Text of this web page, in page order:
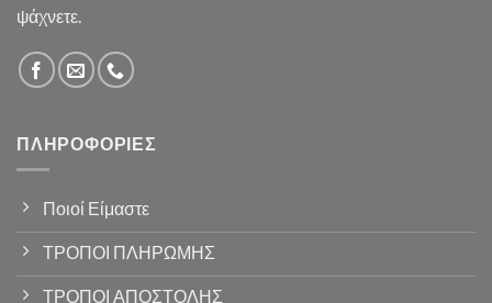
ψάχνετε.
ΠΛΗΡΟΦΟΡΊΕΣ
Ποιοί Είμαστε
ΤΡΟΠΟΙ ΠΛΗΡΩΜΗΣ
ΤΡΟΠΟΙ ΑΠΟΣΤΟΛΗΣ